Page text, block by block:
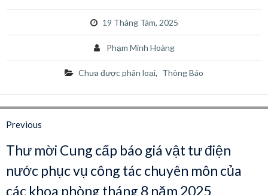
19 Tháng Tám, 2025
Phạm Minh Hoàng
Chưa được phân loại, Thông Báo
Previous
post:
Thư mời Cung cấp báo giá vật tư điện
nước phục vụ công tác chuyên môn của
các khoa phòng tháng 8 năm 2025